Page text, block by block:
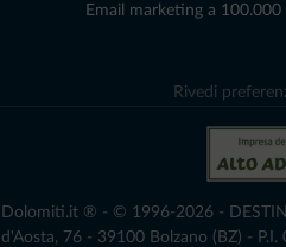
Email marketing a
Rivedi
Dolomiti.it ® - © 1996-2026 -
d'Aosta, 76 - 39100 Bolzano (BZ) -